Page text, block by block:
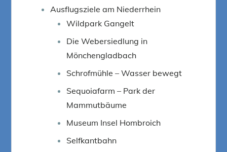
Ausflugsziele am Niederrhein
Wildpark Gangelt
Die Webersiedlung in
Mönchengladbach
Schrofmühle – Wasser bewegt
Sequoiafarm – Park der
Mammutbäume
Museum Insel Hombroich
Selfkantbahn